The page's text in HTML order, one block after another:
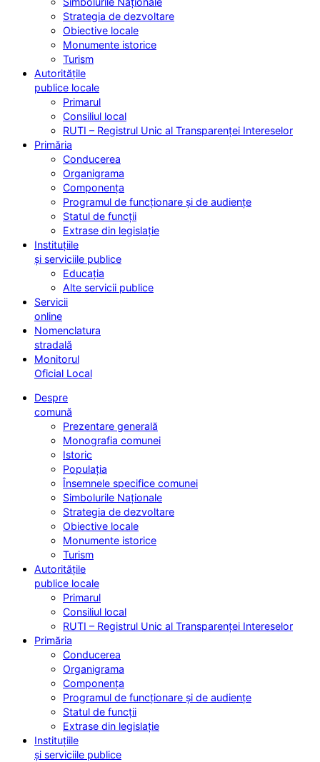
Strategia de dezvoltare
Obiective locale
Monumente istorice
Turism
Autoritățile
publice locale
Primarul
Consiliul local
RUTI – Registrul Unic al Transparenței Intereselor
Primăria
Conducerea
Organigrama
Componența
Programul de funcționare și de audiențe
Statul de funcții
Extrase din legislație
Instituțiile
și serviciile publice
Educația
Alte servicii publice
Servicii
online
Nomenclatura
stradală
Monitorul
Oficial Local
Despre
comună
Prezentare generală
Monografia comunei
Istoric
Populația
Însemnele specifice comunei
Simbolurile Naționale
Strategia de dezvoltare
Obiective locale
Monumente istorice
Turism
Autoritățile
publice locale
Primarul
Consiliul local
RUTI – Registrul Unic al Transparenței Intereselor
Primăria
Conducerea
Organigrama
Componența
Programul de funcționare și de audiențe
Statul de funcții
Extrase din legislație
Instituțiile
și serviciile publice